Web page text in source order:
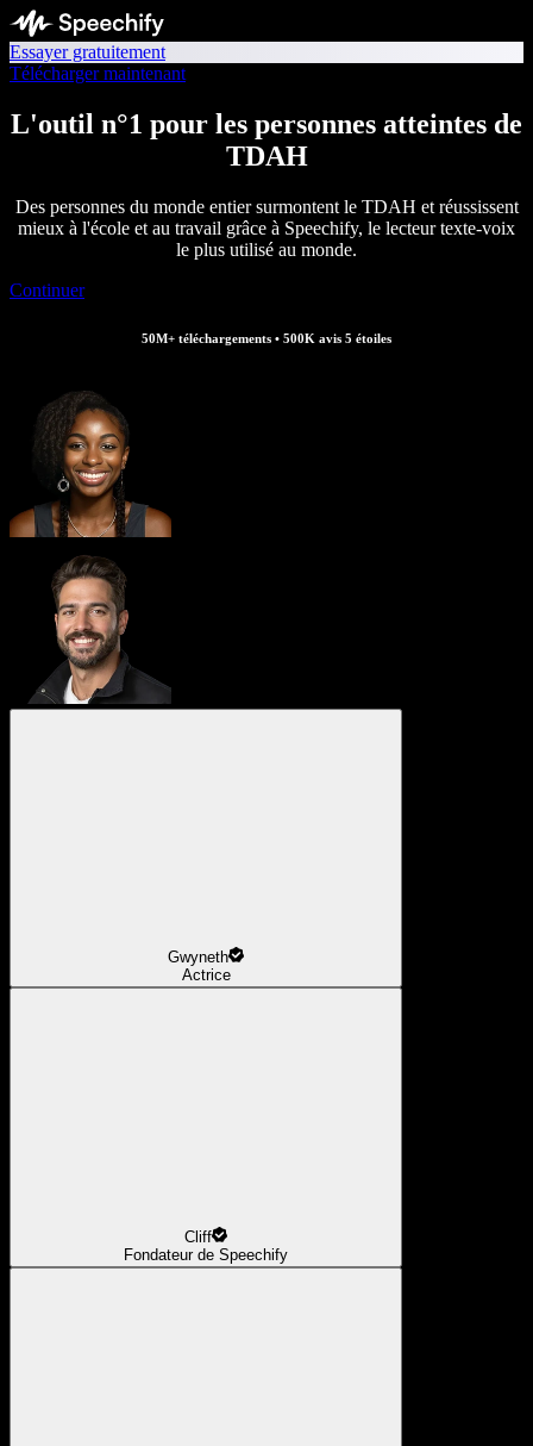
Essayer gratuitement
Télécharger maintenant
L'outil n°1 pour les personnes atteintes de
TDAH
Des personnes du monde entier surmontent le TDAH et réussissent
mieux à l'école et au travail grâce à Speechify, le lecteur texte‑voix
le plus utilisé au monde.
Continuer
50M+ téléchargements • 500K avis 5 étoiles
Gwyneth
Actrice
Cliff
Fondateur de Speechify